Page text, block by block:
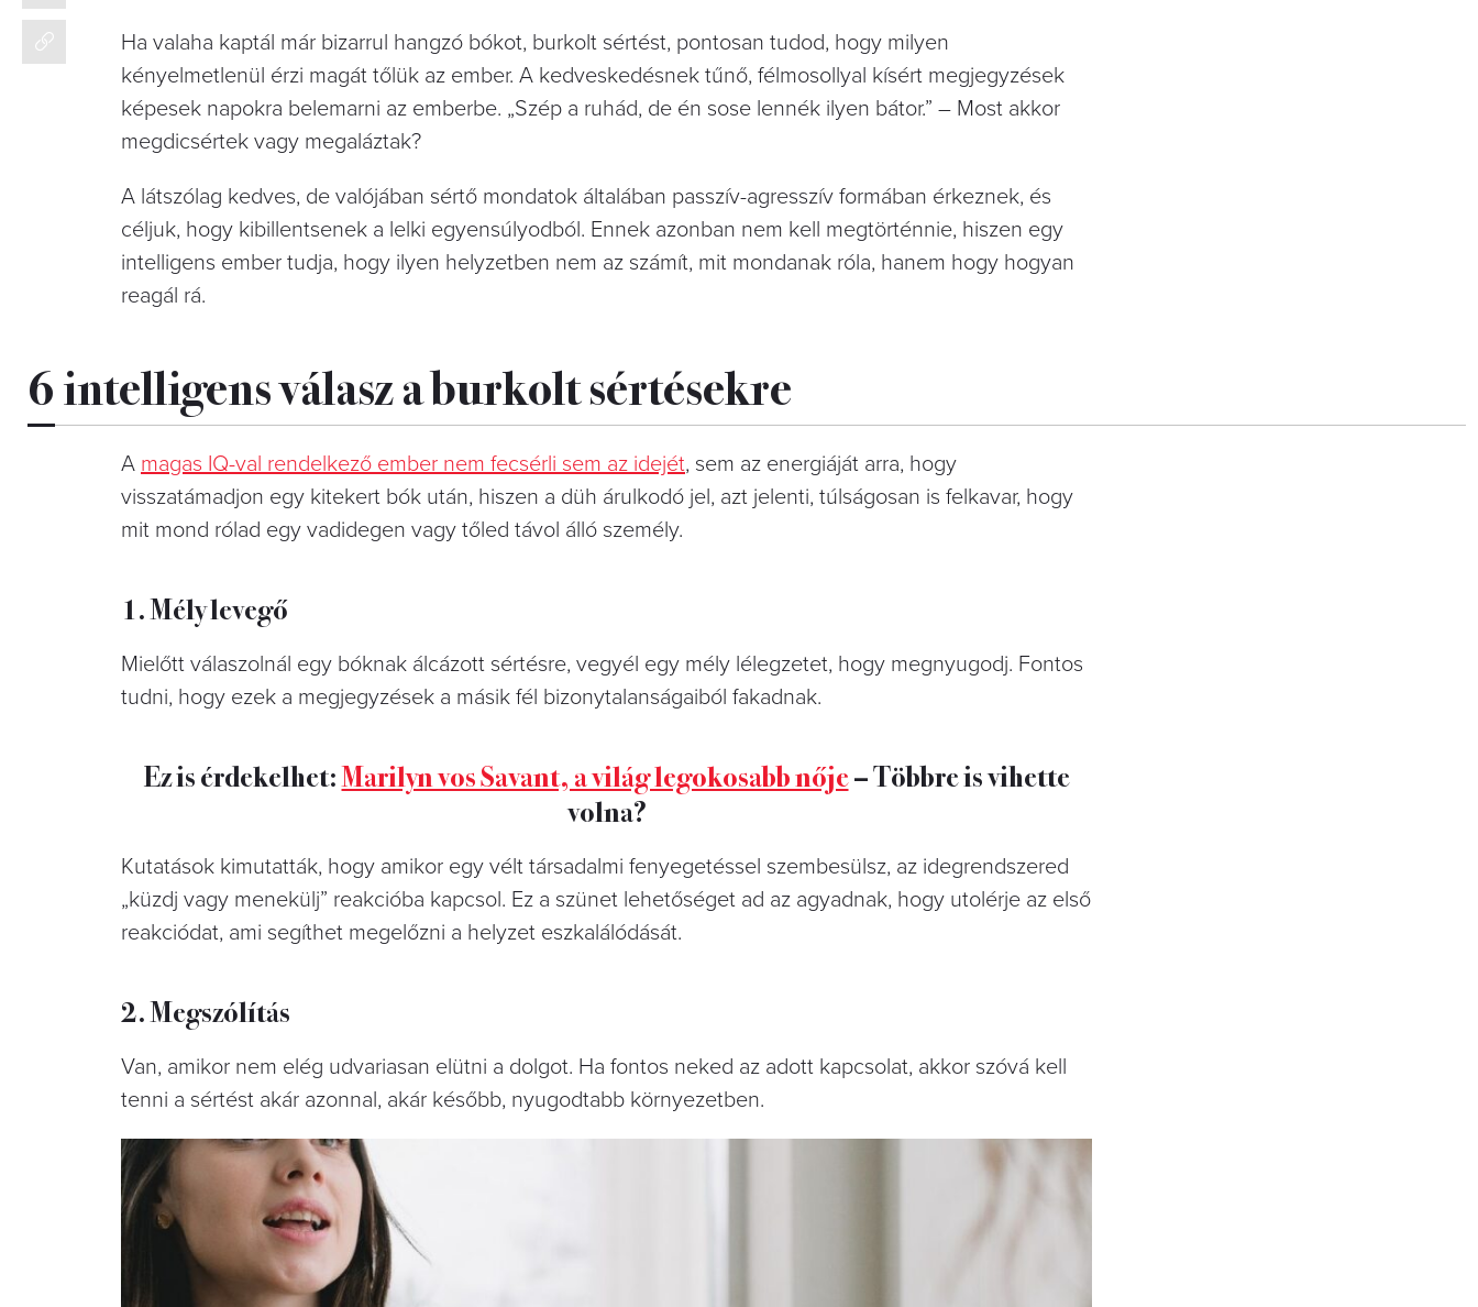
Ha valaha kaptál már bizarrul hangzó bókot, burkolt sértést, pontosan tudod, hogy milyen
kényelmetlenül érzi magát tőlük az ember. A kedveskedésnek tűnő, félmosollyal kísért megjegyzések
képesek napokra belemarni az emberbe. „Szép a ruhád, de én sose lennék ilyen bátor.” – Most akkor
megdicsértek vagy megaláztak?
A látszólag kedves, de valójában sértő mondatok általában passzív-agresszív formában érkeznek, és
céljuk, hogy kibillentsenek a lelki egyensúlyodból. Ennek azonban nem kell megtörténnie, hiszen egy
intelligens ember tudja, hogy ilyen helyzetben nem az számít, mit mondanak róla, hanem hogy hogyan
reagál rá.
6 intelligens válasz a burkolt sértésekre
A magas IQ-val rendelkező ember nem fecsérli sem az idejét, sem az energiáját arra, hogy
visszatámadjon egy kitekert bók után, hiszen a düh árulkodó jel, azt jelenti, túlságosan is felkavar, hogy
mit mond rólad egy vadidegen vagy tőled távol álló személy.
1. Mély levegő
Mielőtt válaszolnál egy bóknak álcázott sértésre, vegyél egy mély lélegzetet, hogy megnyugodj. Fontos
tudni, hogy ezek a megjegyzések a másik fél bizonytalanságaiból fakadnak.
Ez is érdekelhet:Marilyn vos Savant, a világ legokosabb nője– Többre is vihette
volna?
Kutatások kimutatták, hogy amikor egy vélt társadalmi fenyegetéssel szembesülsz, az idegrendszered
„küzdj vagy menekülj” reakcióba kapcsol. Ez a szünet lehetőséget ad az agyadnak, hogy utolérje az első
reakciódat, ami segíthet megelőzni a helyzet eszkalálódását.
2. Megszólítás
Van, amikor nem elég udvariasan elütni a dolgot. Ha fontos neked az adott kapcsolat, akkor szóvá kell
tenni a sértést akár azonnal, akár később, nyugodtabb környezetben.